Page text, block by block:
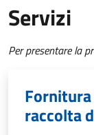
Servizi
Per presentare la
raccolta